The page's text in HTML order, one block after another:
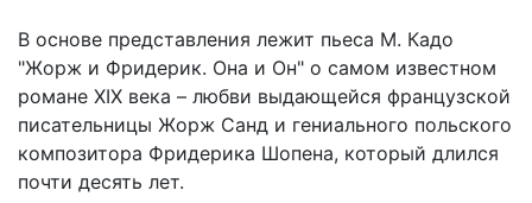
В основе представления лежит пьеса М. Кадо
"Жорж и Фридерик. Она и Он" о самом известном
романе ХІХ века – любви выдающейся французской
писательницы Жорж Санд и гениального польского
композитора Фридерика Шопена, который длился
почти десять лет.